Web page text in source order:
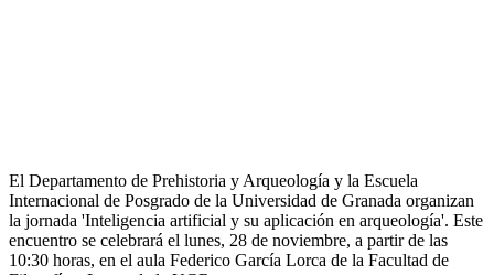
El Departamento de Prehistoria y Arqueología y la Escuela
Internacional de Posgrado de la Universidad de Granada organizan
la jornada 'Inteligencia artificial y su aplicación en arqueología'. Este
encuentro se celebrará el lunes, 28 de noviembre, a partir de las
10:30 horas, en el aula Federico García Lorca de la Facultad de